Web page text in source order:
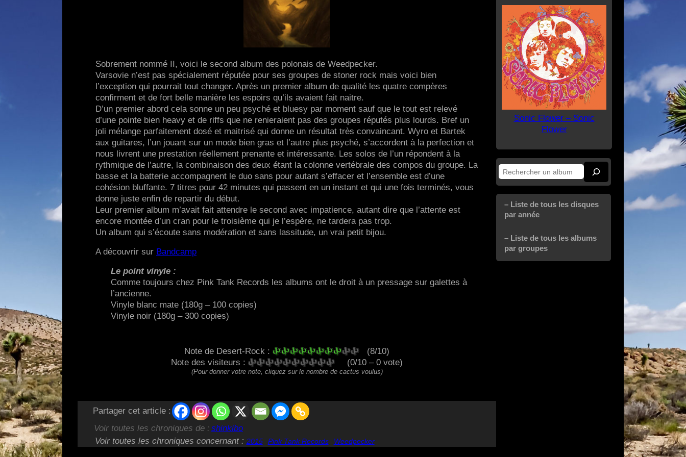
Sobrement nommé II, voici le second album des polonais de Weedpecker.
Varsovie n’est pas spécialement réputée pour ses groupes de stoner rock mais voici bien
l’exception qui pourrait tout changer. Après un premier album de qualité les quatre compères
confirment et de fort belle manière les espoirs qu’ils avaient fait naitre.
D’un premier abord cela sonne un peu psyché et bluesy par moment sauf que le tout est relevé
d’une pointe bien heavy et de riffs que ne renieraient pas des groupes réputés plus lourds. Bref un
joli mélange parfaitement dosé et maitrisé qui donne un résultat très convaincant. Wyro et Bartek
aux guitares, l’un jouant sur un mode bien gras et l’autre plus psyché, s’accordent à la perfection et
nous livrent une prestation réellement prenante et intéressante. Les solos de l’un répondent à la
rythmique de l’autre, la combinaison des deux étant la colonne vertébrale des compos du groupe. La
basse et la batterie accompagnent le duo sans pour autant s’effacer et l’ensemble est d’une
cohésion bluffante. 7 titres pour 42 minutes qui passent en un instant et qui une fois terminés, vous
donne juste enfin de repartir du début.
Leur premier album m’avait fait attendre le second avec impatience, autant dire que l’attente est
encore montée d’un cran pour le troisième qui je l’espère, ne tardera pas trop.
Un album qui s’écoute sans modération et sans lassitude, un vrai petit bijou.
A découvrir sur Bandcamp
Le point vinyle :
Comme toujours chez Pink Tank Records les albums ont le droit à un pressage sur galettes à
l’ancienne.
Vinyle blanc mate (180g – 100 copies)
Vinyle noir (180g – 300 copies)
Note de Desert-Rock :
(8/10)
Note des visiteurs :
(0/10 – 0 vote)
(Pour donner votre note, cliquez sur le nombre de cactus voulus)
Partager cet article :
Voir toutes les chroniques de : shinkibo
Voir toutes les chroniques concernant : 2015 Pink Tank Records Weedpecker
Sonic Flower – Sonic
Flower
Rechercher
– Liste de tous les disques
par année
– Liste de tous les albums
par groupes